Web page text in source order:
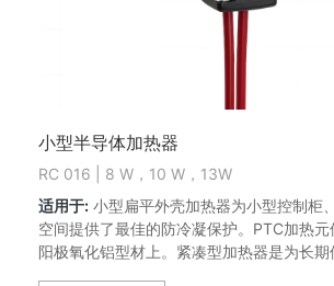
小型半导体加热器
RC 016 | 8 W，10 W，13W
适用于:
空间提供了最佳的防冷凝保护。PTC加热
阳极氧化铝型材上。紧凑型加热器是为长期